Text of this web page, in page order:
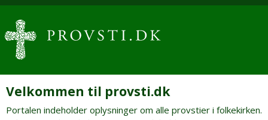
Velkommen til provsti.dk
Portalen indeholder oplysninger om alle provstier i folkekirken.